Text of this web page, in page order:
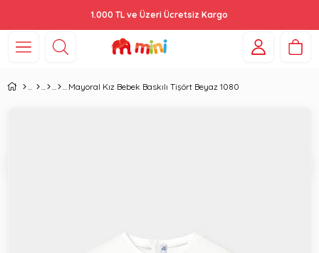
1.000 TL ve Üzeri Ücretsiz Kargo
Mayoral Kız Bebek Baskılı Tişört Beyaz 1080